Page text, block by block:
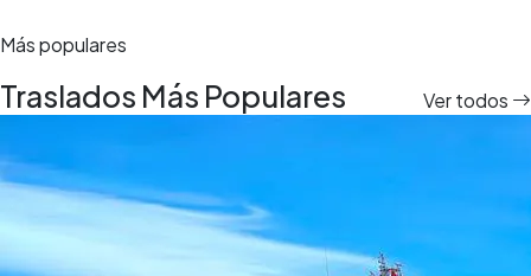
Más populares
Traslados Más Populares Ver todos